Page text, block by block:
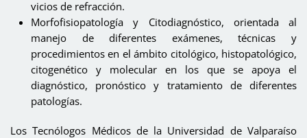
vicios de refracción.
Morfofisiopatología y Citodiagnóstico, orientada al
manejo de diferentes exámenes, técnicas y
procedimientos en el ámbito citológico, histopatológico,
citogenético y molecular en los que se apoya el
diagnóstico, pronóstico y tratamiento de diferentes
patologías.
Los Tecnólogos Médicos de la Universidad de Valparaíso